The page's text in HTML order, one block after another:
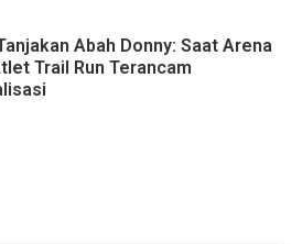
Abah Donny: Saat Arena
Trail Run Terancam